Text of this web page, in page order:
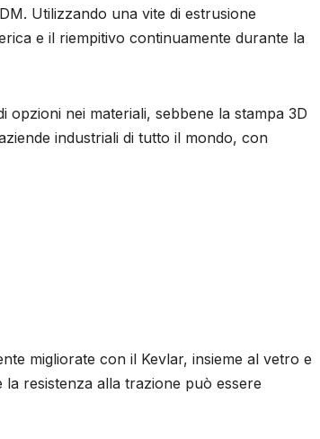
Utilizzando una vite di estrusione
e il riempitivo continuamente durante la
opzioni nei materiali, sebbene la stampa 3D
industriali di tutto il mondo, con
migliorate con il Kevlar, insieme al vetro e
resistenza alla trazione può essere